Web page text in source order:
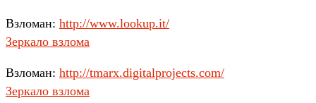
Взломан: http://www.lookup.it/
Зеркало взлома
Взломан: http://tmarx.digitalprojects.com/
Зеркало взлома